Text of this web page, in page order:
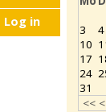
Log in
<< <
3
4
10
17
24
31